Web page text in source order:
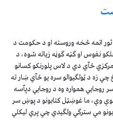
برخه ....په تیر پسي 1371 د ثور اتمه څخه وروسته او د حکومت د
نفوس او ګڼه ګوڼه زیاته شوه، د
مرکزي ځآي دي د لاس پلورنکو کسانو
زه د ټولګیوالو سره یو ځآي ښار ته
روجايي همواره وه د روجايي دپآسه
وي، ما غوښټل کتابونو د پوښ سر
مي سترګي ولګیدي چي پري لیکلي